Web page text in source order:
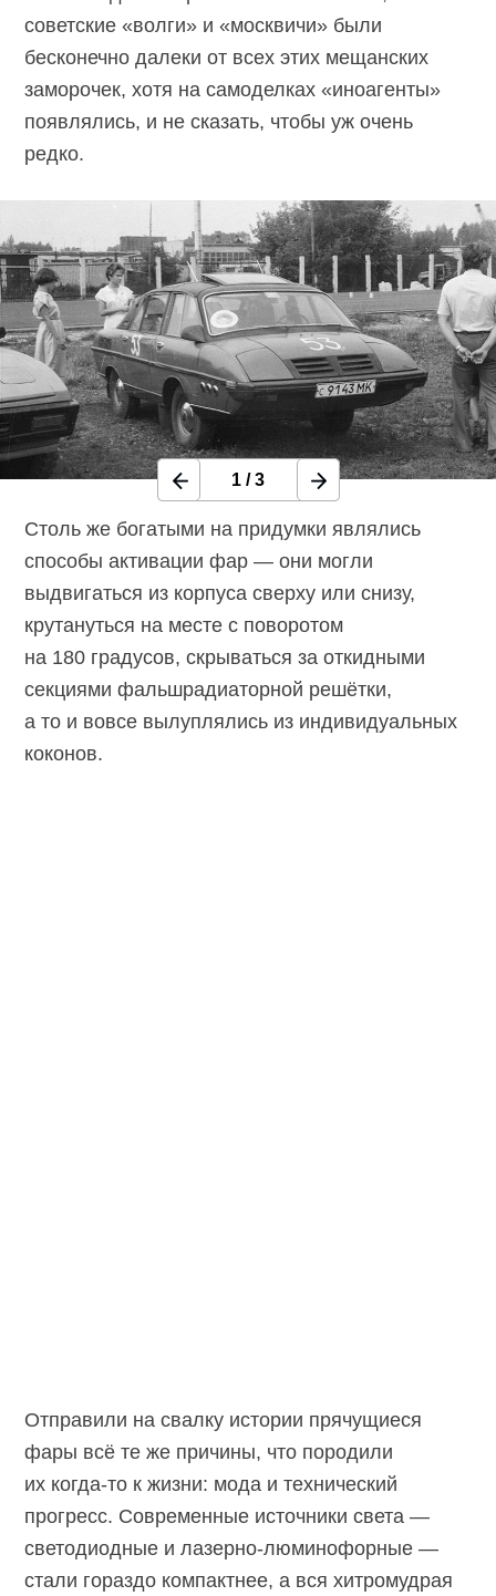
советские «волги» и «москвичи» были
бесконечно далеки от всех этих мещанских
заморочек, хотя на самоделках «иноагенты»
появлялись, и не сказать, чтобы уж очень
редко.
1 /3
Столь же богатыми на придумки являлись
способы активации фар — они могли
выдвигаться из корпуса сверху или снизу,
крутануться на месте с поворотом
на 180 градусов, скрываться за откидными
секциями фальшрадиаторной решётки,
а то и вовсе вылуплялись из индивидуальных
коконов.
Отправили на свалку истории прячущиеся
фары всё те же причины, что породили
их когда-то к жизни: мода и технический
прогресс. Современные источники света —
светодиодные илазерно-люминофорные —
стали гораздо компактнее, а вся хитромудрая